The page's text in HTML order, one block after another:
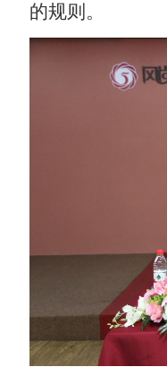
的规则。